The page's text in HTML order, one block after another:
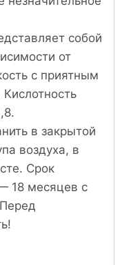
собой
от
с приятным
в закрытой
воздуха, в
Срок
18 месяцев с